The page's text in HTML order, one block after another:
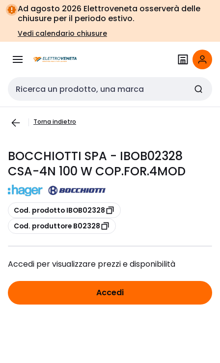
Vai alla
navigazione
Vai
alla
pagina
Ad agosto 2026 Elettroveneta osserverà delle
chiusure per il periodo estivo.
Vedi calendario chiusure
Cerca input
Torna indietro
BOCCHIOTTI SPA - IBOB02328
CSA-4N 100 W COP.FOR.4MOD
copia
Cod. prodotto IBOB02328
copia
Cod. produttore B02328
Accedi per visualizzare prezzi e disponibilità
Accedi